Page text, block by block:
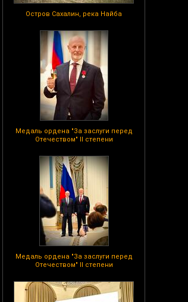
Остров Сахалин, река Найба
Медаль ордена "За заслуги перед
Отечеством" II степени
Медаль ордена "За заслуги перед
Отечеством" II степени